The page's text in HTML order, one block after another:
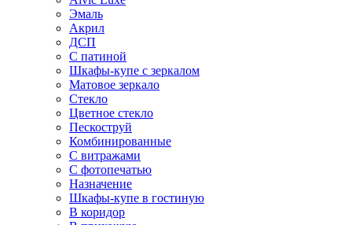
Эмаль
Акрил
ДСП
С патиной
Шкафы-купе с зеркалом
Матовое зеркало
Стекло
Цветное стекло
Пескоструй
Комбинированные
С витражами
С фотопечатью
Назначение
Шкафы-купе в гостиную
В коридор